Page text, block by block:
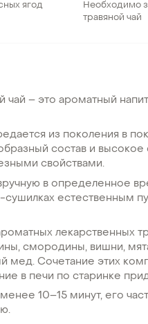
ягод
Необходимо
травяной чай
– это ароматный
из поколения в
состав и
свойствами.
в определенное
естественным
лекарственных
смородины, вишни,
мед. Сочетание этих
в печи по старинке
10–15 минут, его